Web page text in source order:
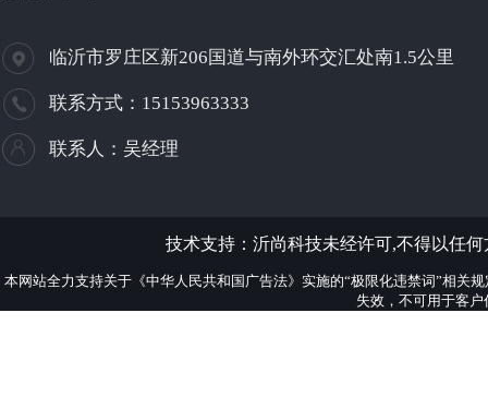
临沂市罗庄区新206国道与南外环交汇处南1.5公里
联系方式：15153963333
联系人：吴经理
技术支持： 沂尚科技未经许可,不得以任
本网站全力支持关于《中华人民共和国广告法》实施的“极限化违禁词”相关
失效，不可用于客